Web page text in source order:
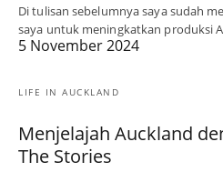
Di tulisan sebelumnya saya sudah
saya untuk meningkatkan produksi
5 November 2024
LIFE IN AUCKLAND
Menjelajah Auckland
The Stories